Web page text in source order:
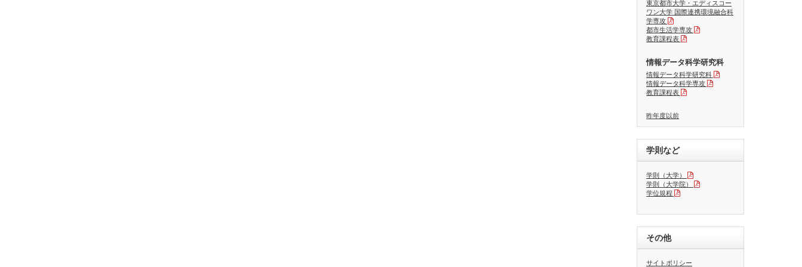
東京都市大学・エディスコー
ワン大学 国際連携環境融合科
学専攻
都市生活学専攻
教育課程表
情報データ科学研究科
情報データ科学研究科
情報データ科学専攻
教育課程表
昨年度以前
学則など
学則（大学）
学則（大学院）
学位規程
その他
サイトポリシー